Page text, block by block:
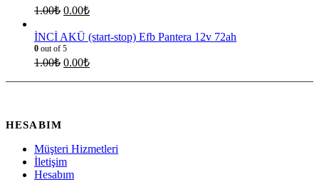
1.00₺ 0.00₺
İNCİ AKÜ (start-stop) Efb Pantera 12v 72ah
0 out of 5
1.00₺ 0.00₺
HESABIM
Müşteri Hizmetleri
İletişim
Hesabım